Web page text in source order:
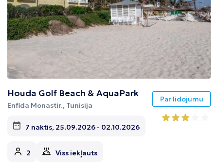
Houda Golf Beach & AquaPark
Enfida Monastir., Tunisija
7 naktis, 25.09.2026 - 02.10.2026
2 Viss iekļauts
Par lidojumu